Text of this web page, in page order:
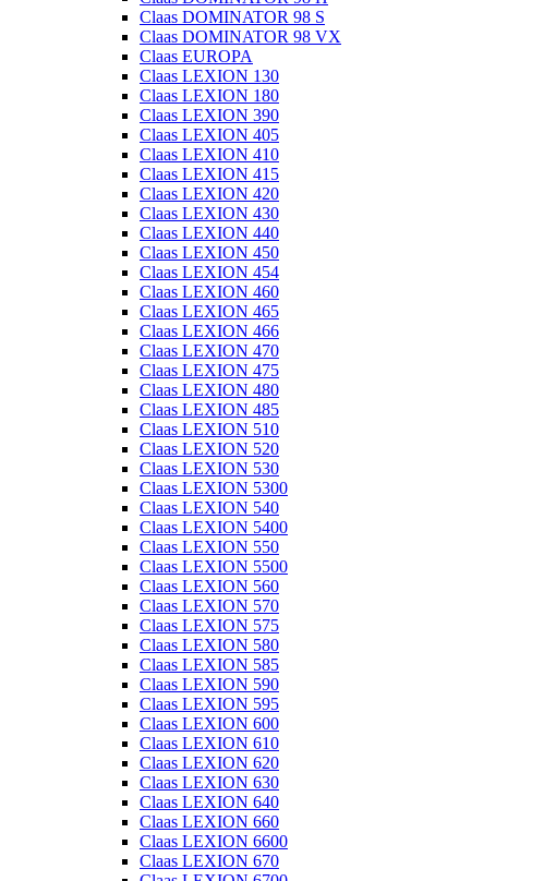
Claas DOMINATOR 98 S
Claas DOMINATOR 98 VX
Claas EUROPA
Claas LEXION 130
Claas LEXION 180
Claas LEXION 390
Claas LEXION 405
Claas LEXION 410
Claas LEXION 415
Claas LEXION 420
Claas LEXION 430
Claas LEXION 440
Claas LEXION 450
Claas LEXION 454
Claas LEXION 460
Claas LEXION 465
Claas LEXION 466
Claas LEXION 470
Claas LEXION 475
Claas LEXION 480
Claas LEXION 485
Claas LEXION 510
Claas LEXION 520
Claas LEXION 530
Claas LEXION 5300
Claas LEXION 540
Claas LEXION 5400
Claas LEXION 550
Claas LEXION 5500
Claas LEXION 560
Claas LEXION 570
Claas LEXION 575
Claas LEXION 580
Claas LEXION 585
Claas LEXION 590
Claas LEXION 595
Claas LEXION 600
Claas LEXION 610
Claas LEXION 620
Claas LEXION 630
Claas LEXION 640
Claas LEXION 660
Claas LEXION 6600
Claas LEXION 670